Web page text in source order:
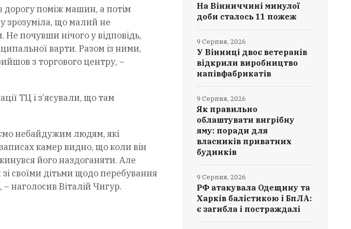
дорогу поміж машин, а потім
зрозуміла, що малий не
Не почувши нічого у відповідь,
варти. Разом із ними,
з торгового центру, –
ТЦ і з’ясували, що там
небайдужим людям, які
камер видно, що коли він
його наздоганяти. Але
зі своїми дітьми щодо перебування
наголосив Віталій Чигур.
На Вінниччині минулої
доби сталось 11 пожеж
У Вінниці двоє ветеранів
відкрили виробництво
напівфабрикатів
9 Серпня, 2026
Як правильно
облаштувати вигрібну
яму: поради для
власників приватних
будинків
9 Серпня, 2026
РФ атакувала Одещину та
Харків балістикою і БпЛА:
є загибла і постраждалі
9 Серпня, 2026